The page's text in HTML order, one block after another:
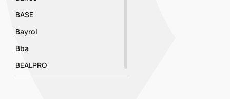
BASE
Bayrol
Bba
BEALPRO